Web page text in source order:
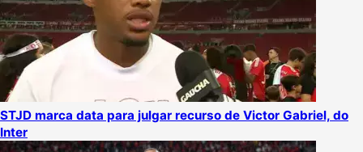
STJD marca data para julgar recurso de Victor Gabriel, do
Inter